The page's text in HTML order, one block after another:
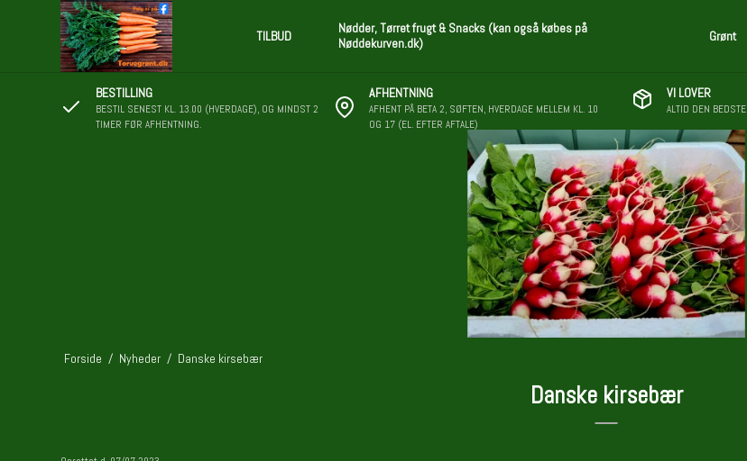
TILBUD
Nødder, Tørret frugt & Snacks (kan også købes på
Nøddekurven.dk)
Grønt
BESTILLING
BESTIL SENEST KL. 13.00 (HVERDAGE), OG MINDST 2
TIMER FØR AFHENTNING.
AFHENTNING
AFHENT PÅ BETA 2, SØFTEN, HVERDAGE MELLEM KL. 10
OG 17 (EL. EFTER AFTALE)
VI LOVER
ALTID DEN
Forside / Nyheder / Danske kirsebær
Danske kirsebær